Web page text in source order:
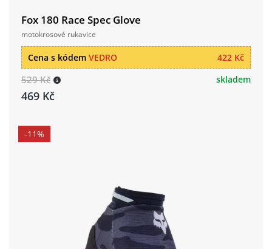
Fox 180 Race Spec Glove
motokrosové rukavice
422 Kč
Cena s kódem VEDRO
529 Kč
469 Kč
skladem
-11%